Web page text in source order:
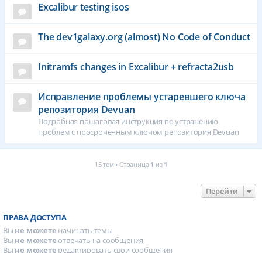
Excalibur testing isos
The dev1galaxy.org (almost) No Code of Conduct
Initramfs changes in Excalibur + refracta2usb
Исправление проблемы устаревшего ключа
репозитория Devuan
Подробная пошаговая инструкция по устранению
проблем с просроченным ключом репозитория Devuan
15 тем • Страница 1 из 1
Перейти
ПРАВА ДОСТУПА
Вы не можете начинать темы
Вы не можете отвечать на сообщения
Вы не можете редактировать свои сообщения